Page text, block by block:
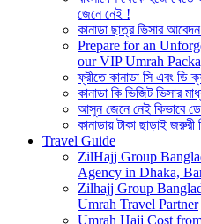
জেনে নেই !
কানাডা ছাত্র ভিসার
Prepare for an
our VIP Umrah
ফ্রীতে কানাডা সি এবং ডি
কানাডা কি ভিজিট ভিসার
আসুন জেনে নেই কিভাবে
কানাডায় টাকা ছাড়াই
Travel Guide
ZilHajj Group
Agency in Dhaka,
Zilhajj Group
Umrah Travel Partner
Umrah Hajj Cost